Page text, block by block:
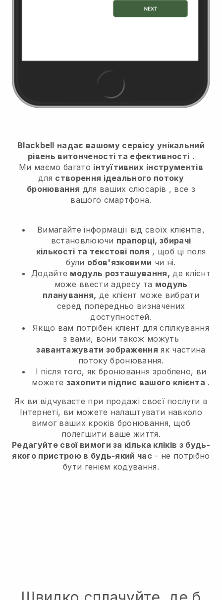
Blackbell надає вашому сервісу унікальний
рівень витонченості та ефективності .
Ми маємо багато інтуїтивних інструментів
для створення ідеального потоку
бронювання для ваших слюсарів , все з
вашого смартфона.
Вимагайте інформації від своїх клієнтів,
встановлюючи прапорці, збирачі
кількості та текстові поля , щоб ці поля
були обов'язковими чи ні.
Додайте модуль розташування, де клієнт
може ввести адресу та модуль
планування, де клієнт може вибрати
серед попередньо визначених
доступностей.
Якщо вам потрібен клієнт для спілкування
з вами, вони також можуть
завантажувати зображення як частина
потоку бронювання.
І після того, як бронювання зроблено, ви
можете захопити підпис вашого клієнта .
Як ви відчуваєте при продажі своєї послуги в
Інтернеті, ви можете налаштувати навколо
вимог ваших кроків бронювання, щоб
полегшити ваше життя.
Редагуйте свої вимоги за кілька кліків з будь-
якого пристрою в будь-який час - не потрібно
бути генієм кодування.